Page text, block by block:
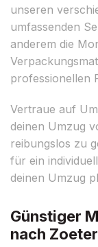
unseren
umfassenden
anderem die
professionellen
Vertraue auf
deinen Umzug
reibungslos zu
für ein
deinen Umzug
Günstiger
nach